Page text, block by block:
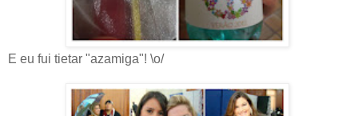
E eu fui tietar "azamiga"! \o/